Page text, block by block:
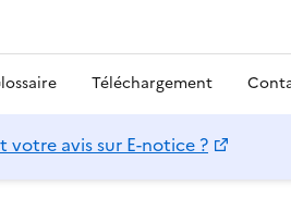
Téléchargement
votre avis sur E-notice ?